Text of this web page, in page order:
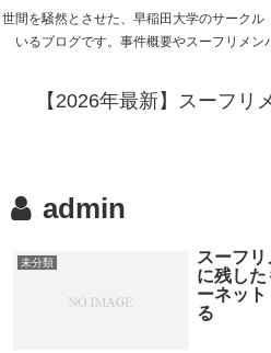
世間を騒然とさせた、早稲田大学のサーク
いるブログです。事件概要やスーフリメン
【2026年最新】スーフリ
admin
未分類
スーフ
に残し
ーネット
る